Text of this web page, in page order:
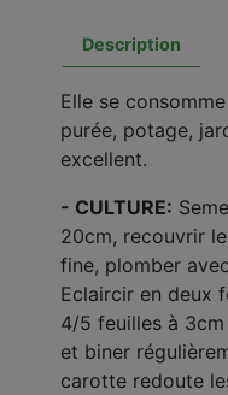
Description
Elle se
purée, potage,
excellent.
- CULTURE:
20cm, recouvrir
fine, plomber
Eclaircir en deux
4/5 feuilles à
et biner
carotte redoute